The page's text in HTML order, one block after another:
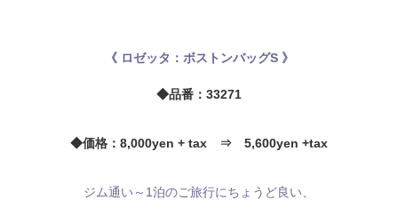
《 ロゼッタ：ボストンバッグS 》
◆品番：33271
◆価格：8,000yen + tax ⇒ 5,600yen +tax
ジム通い～1泊のご旅行にちょうど良い、